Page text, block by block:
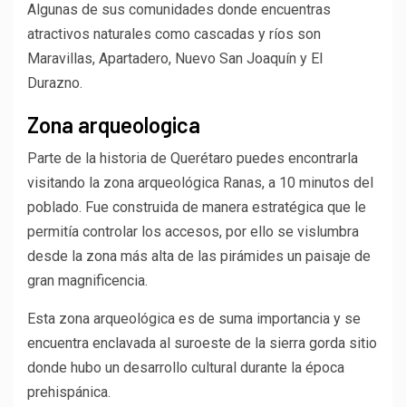
Algunas de sus comunidades donde encuentras
atractivos naturales como cascadas y ríos son
Maravillas, Apartadero, Nuevo San Joaquín y El
Durazno.
Zona arqueologica
Parte de la historia de Querétaro puedes encontrarla
visitando la zona arqueológica Ranas, a 10 minutos del
poblado. Fue construida de manera estratégica que le
permitía controlar los accesos, por ello se vislumbra
desde la zona más alta de las pirámides un paisaje de
gran magnificencia.
Esta zona arqueológica es de suma importancia y se
encuentra enclavada al suroeste de la sierra gorda sitio
donde hubo un desarrollo cultural durante la época
prehispánica.